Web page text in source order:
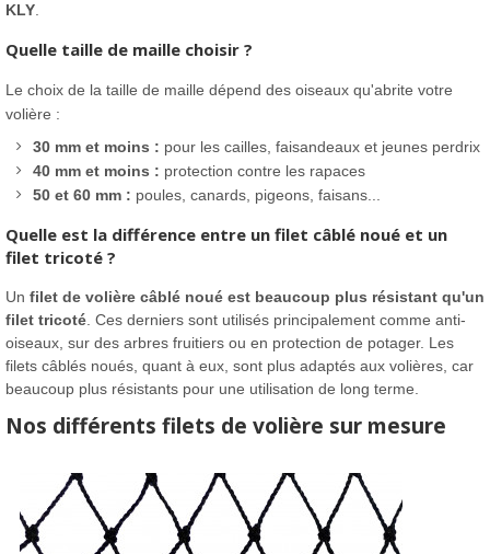
KLY.
Quelle taille de maille choisir ?
Le choix de la taille de maille dépend des oiseaux qu'abrite votre
volière :
30 mm et moins : pour les cailles, faisandeaux et jeunes perdrix
40 mm et moins : protection contre les rapaces
50 et 60 mm : poules, canards, pigeons, faisans...
Quelle est la différence entre un filet câblé noué et un
filet tricoté ?
Un filet de volière câblé noué est beaucoup plus résistant qu'un
filet tricoté . Ces derniers sont utilisés principalement comme anti-
oiseaux, sur des arbres fruitiers ou en protection de potager. Les
filets câblés noués, quant à eux, sont plus adaptés aux volières, car
beaucoup plus résistants pour une utilisation de long terme.
Nos différents filets de volière sur mesure